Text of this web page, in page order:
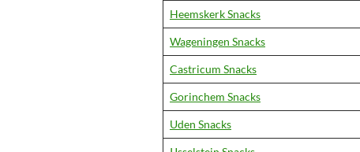
Heemskerk Snacks
Wageningen Snacks
Castricum Snacks
Gorinchem Snacks
Uden Snacks